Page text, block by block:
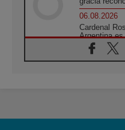
06.08.2026
Cardenal
Argentina
06.08.2026
En Asís,
05.08.2026